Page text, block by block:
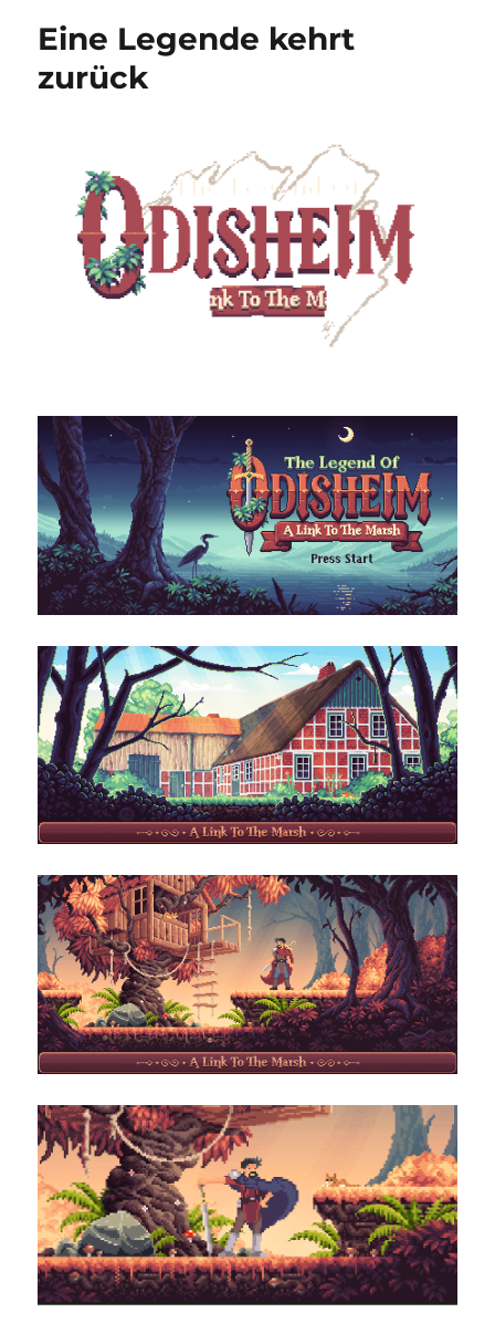
Eine Legende kehrt
zurück